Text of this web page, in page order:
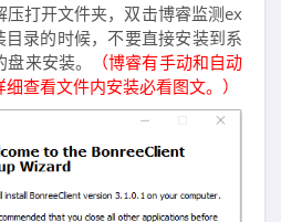
打开文件夹，双击博睿监测ex
录的时候，不要直接安装到系
来安装。
（博睿有手动和自动
细查看文件内安装必看图文。）